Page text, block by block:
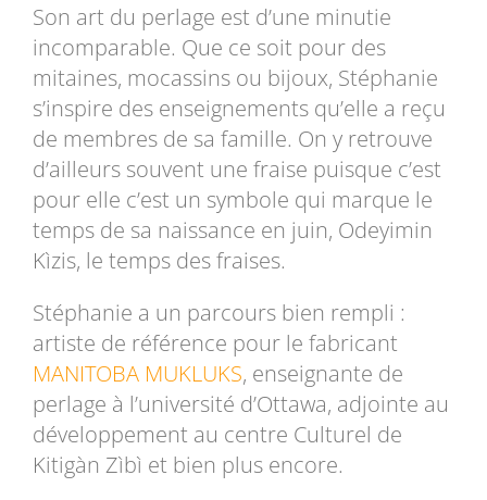
Son art du perlage est d’une minutie
incomparable. Que ce soit pour des
mitaines, mocassins ou bijoux, Stéphanie
s’inspire des enseignements qu’elle a reçu
de membres de sa famille. On y retrouve
d’ailleurs souvent une fraise puisque c’est
pour elle c’est un symbole qui marque le
temps de sa naissance en juin, Odeyimin
Kìzis, le temps des fraises.
Stéphanie a un parcours bien rempli :
artiste de référence pour le fabricant
MANITOBA MUKLUKS, enseignante de
perlage à l’université d’Ottawa, adjointe au
développement au centre Culturel de
Kitigàn Zìbì et bien plus encore.